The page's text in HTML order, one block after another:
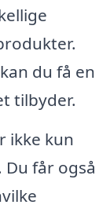
du få en
tilbyder.
ikke kun
får også